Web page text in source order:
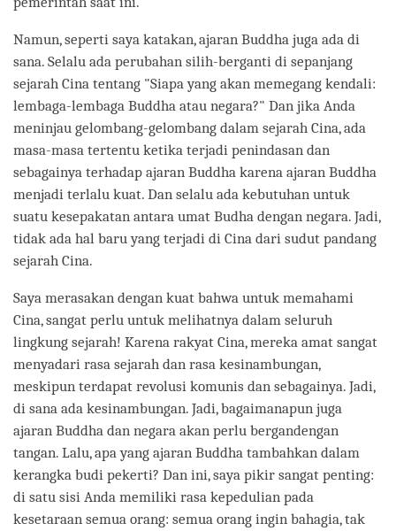
Namun, seperti saya katakan, ajaran Buddha juga ada di
sana. Selalu ada perubahan silih-berganti di sepanjang
sejarah Cina tentang "Siapa yang akan memegang kendali:
lembaga-lembaga Buddha atau negara?" Dan jika Anda
meninjau gelombang-gelombang dalam sejarah Cina, ada
masa-masa tertentu ketika terjadi penindasan dan
sebagainya terhadap ajaran Buddha karena ajaran Buddha
menjadi terlalu kuat. Dan selalu ada kebutuhan untuk
suatu kesepakatan antara umat Budha dengan negara. Jadi,
tidak ada hal baru yang terjadi di Cina dari sudut pandang
sejarah Cina.
Saya merasakan dengan kuat bahwa untuk memahami
Cina, sangat perlu untuk melihatnya dalam seluruh
lingkung sejarah! Karena rakyat Cina, mereka amat sangat
menyadari rasa sejarah dan rasa kesinambungan,
meskipun terdapat revolusi komunis dan sebagainya. Jadi,
di sana ada kesinambungan. Jadi, bagaimanapun juga
ajaran Buddha dan negara akan perlu bergandengan
tangan. Lalu, apa yang ajaran Buddha tambahkan dalam
kerangka budi pekerti? Dan ini, saya pikir sangat penting:
di satu sisi Anda memiliki rasa kepedulian pada
kesetaraan semua orang: semua orang ingin bahagia, tak